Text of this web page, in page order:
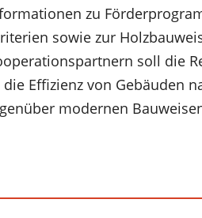
zu
sowie zur
soll die
Effizienz von Gebäuden
modernen